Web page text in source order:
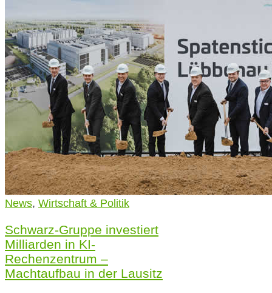
News, Wirtschaft & Politik
Schwarz-Gruppe investiert
Milliarden in KI-
Rechenzentrum –
Machtaufbau in der Lausitz